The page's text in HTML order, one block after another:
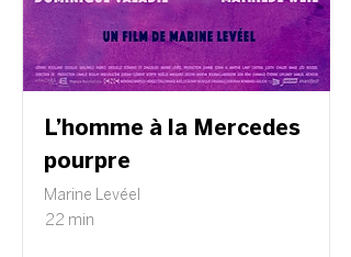
L’homme à la Mercedes
pourpre
Marine Levéel
22 min